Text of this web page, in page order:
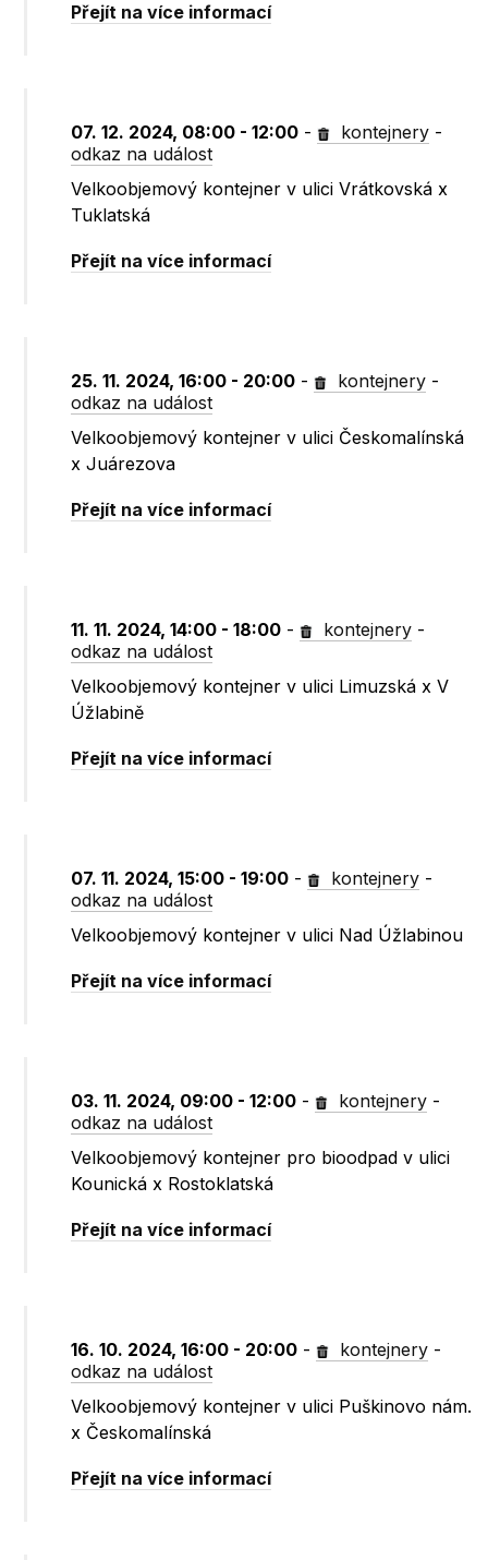
Přejít na více informací
07. 12. 2024, 08:00 - 12:00 - kontejnery -
odkaz na událost
Velkoobjemový kontejner v ulici Vrátkovská x
Tuklatská
Přejít na více informací
25. 11. 2024, 16:00 - 20:00 - kontejnery -
odkaz na událost
Velkoobjemový kontejner v ulici Českomalínská
x Juárezova
Přejít na více informací
11. 11. 2024, 14:00 - 18:00 - kontejnery -
odkaz na událost
Velkoobjemový kontejner v ulici Limuzská x V
Úžlabině
Přejít na více informací
07. 11. 2024, 15:00 - 19:00 - kontejnery -
odkaz na událost
Velkoobjemový kontejner v ulici Nad Úžlabinou
Přejít na více informací
03. 11. 2024, 09:00 - 12:00 - kontejnery -
odkaz na událost
Velkoobjemový kontejner pro bioodpad v ulici
Kounická x Rostoklatská
Přejít na více informací
16. 10. 2024, 16:00 - 20:00 - kontejnery -
odkaz na událost
Velkoobjemový kontejner v ulici Puškinovo nám.
x Českomalínská
Přejít na více informací